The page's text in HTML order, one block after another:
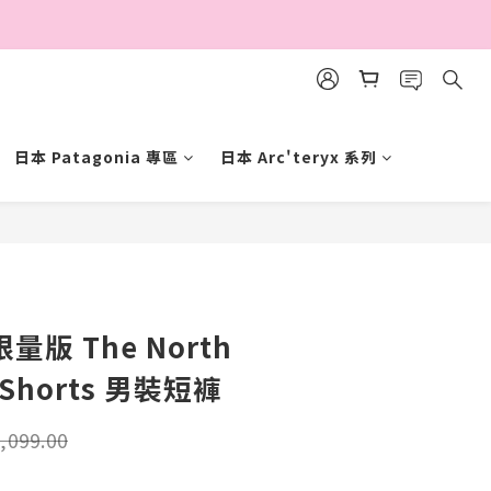
日本 Patagonia 專區 日本 Arc'teryx 系列
量版 The North
男裝短褲